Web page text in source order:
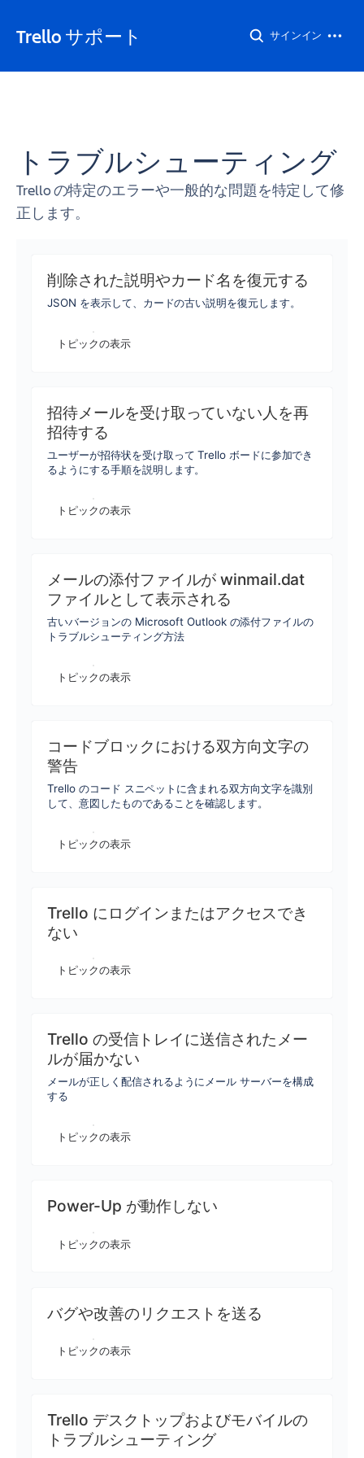
Trello サポート サインイン
トラブルシューティング
Trello の特定のエラーや一般的な問題を特定して修
正します。
削除された説明やカード名を復元する
JSON を表示して、カードの古い説明を復元します。
トピックの表示
招待メールを受け取っていない人を再
招待する
ユーザーが招待状を受け取って Trello ボードに参加でき
るようにする手順を説明します。
トピックの表示
メールの添付ファイルが winmail.dat
ファイルとして表示される
古いバージョンの Microsoft Outlook の添付ファイルの
トラブルシューティング方法
トピックの表示
コードブロックにおける双方向文字の
警告
Trello のコード スニペットに含まれる双方向文字を識別
して、意図したものであることを確認します。
トピックの表示
Trello にログインまたはアクセスでき
ない
トピックの表示
Trello の受信トレイに送信されたメー
ルが届かない
メールが正しく配信されるようにメール サーバーを構成
する
トピックの表示
Power-Up が動作しない
トピックの表示
バグや改善のリクエストを送る
トピックの表示
Trello デスクトップおよびモバイルの
トラブルシューティング